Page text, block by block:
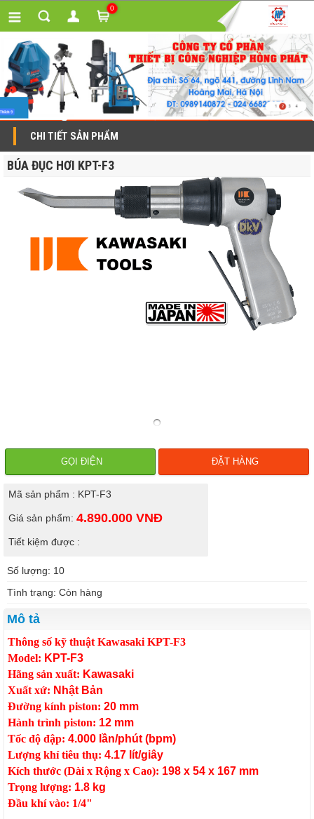
0
CHI TIẾT SẢN PHẨM
BÚA ĐỤC HƠI KPT-F3
GỌI ĐIỆN ĐẶT HÀNG
Mã sản phẩm : KPT-F3
Giá sản phẩm: 4.890.000 VNĐ
Tiết kiệm được :
Số lượng: 10
Tình trạng: Còn hàng
Mô tả
Thông số kỹ thuật Kawasaki KPT-F3
Model: KPT-F3
Hãng sản xuất: Kawasaki
Xuất xứ: Nhật Bản
Đường kính piston: 20 mm
Hành trình piston: 12 mm
Tốc độ đập: 4.000 lần/phút (bpm)
Lượng khí tiêu thụ: 4.17 lít/giây
Kích thước (Dài x Rộng x Cao): 198 x 54 x 167 mm
Trọng lượng: 1.8 kg
Đầu khí vào: 1/4"